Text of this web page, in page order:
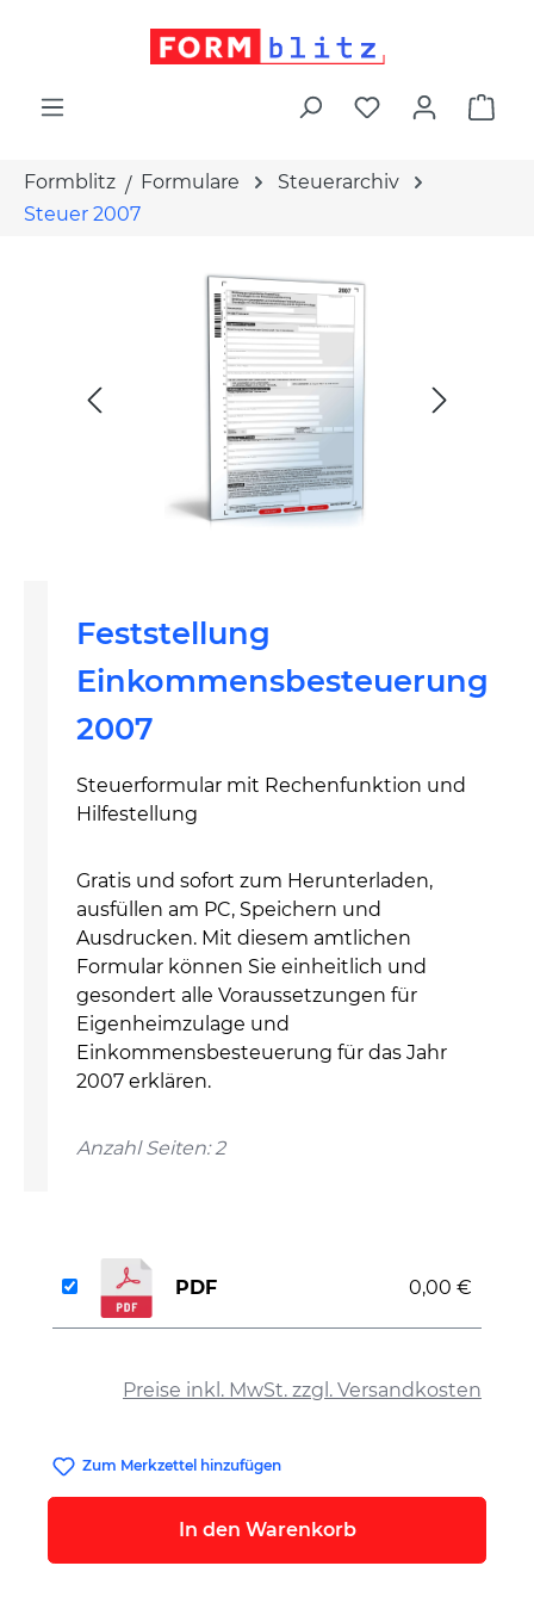
Formblitz Formulare
Steuerarchiv
Steuer 2007
Feststellung
Einkommensbesteuerung
2007
Steuerformular mit Rechenfunktion und
Hilfestellung
Gratis und sofort zum Herunterladen,
ausfüllen am PC, Speichern und
Ausdrucken. Mit diesem amtlichen
Formular können Sie einheitlich und
gesondert alle Voraussetzungen für
Eigenheimzulage und
Einkommensbesteuerung für das Jahr
2007 erklären.
Anzahl Seiten: 2
Preise inkl. MwSt. zzgl. Versandkosten
PDF 0,00 €
Zum Merkzettel hinzufügen
In den Warenkorb